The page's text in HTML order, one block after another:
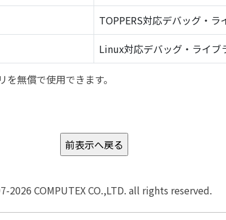
TOPPERS対応デバッグ・ラ
Linux対応デバッグ・ライブ
無償で使用できます。
2026 COMPUTEX CO.,LTD. all rights reserved.